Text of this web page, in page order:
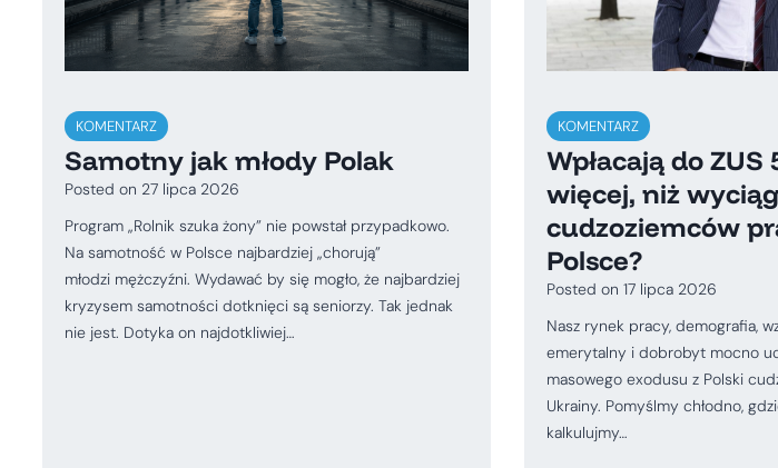
KOMENTARZ
Samotny jak młody Polak
Posted on 27 lipca 2026
Program „Rolnik szuka żony” nie powstał przypadkowo.
Na samotność w Polsce najbardziej „chorują”
młodzi mężczyźni. Wydawać by się mogło, że najbardziej
kryzysem samotności dotknięci są seniorzy. Tak jednak
nie jest. Dotyka on najdotkliwiej…
KOMENTARZ
Wpłacają do ZUS
więcej, niż
cudzoziemców
Polsce?
Posted on 17 lipca 2026
Nasz rynek pracy, demografia,
emerytalny i dobrobyt mocno
masowego exodusu z Polski
Ukrainy. Pomyślmy chłodno,
kalkulujmy…